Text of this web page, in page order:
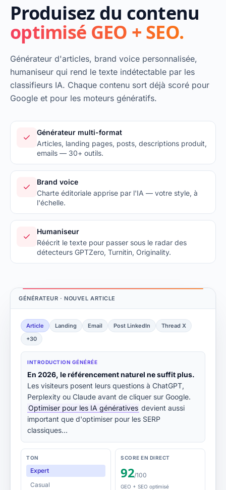
Produisez du contenu
optimisé GEO + SEO.
Générateur d'articles, brand voice personnalisée,
humaniseur qui rend le texte indétectable par les
classifieurs IA. Chaque contenu sort déjà scoré pour
Google et pour les moteurs génératifs.
Générateur multi-format
Articles, landing pages, posts, descriptions produit,
emails — 30+ outils.
Brand voice
Charte éditoriale apprise par l'IA — votre style, à
l'échelle.
Humaniseur
Réécrit le texte pour passer sous le radar des
détecteurs GPTZero, Turnitin, Originality.
GÉNÉRATEUR · NOUVEL ARTICLE
Article Landing Email Post LinkedIn
Thread X
+30
INTRODUCTION GÉNÉRÉE
En 2026, le référencement naturel ne suffit plus.
Les visiteurs posent leurs questions à ChatGPT,
Perplexity ou Claude avant de cliquer sur Google.
Optimiser pour les IA génératives devient aussi
important que d'optimiser pour les SERP
classiques…
TON
Expert
Casual
SCORE EN DIRECT
92/100
GEO + SEO optimisé